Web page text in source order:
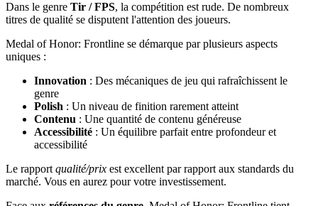
Dans le genre Tir / FPS, la compétition est rude. De nombreux
titres de qualité se disputent l'attention des joueurs.
Medal of Honor: Frontline se démarque par plusieurs aspects
uniques :
Innovation : Des mécaniques de jeu qui rafraîchissent le
genre
Polish : Un niveau de finition rarement atteint
Contenu : Une quantité de contenu généreuse
Accessibilité : Un équilibre parfait entre profondeur et
accessibilité
Le rapport qualité/prix est excellent par rapport aux standards du
marché. Vous en aurez pour votre investissement.